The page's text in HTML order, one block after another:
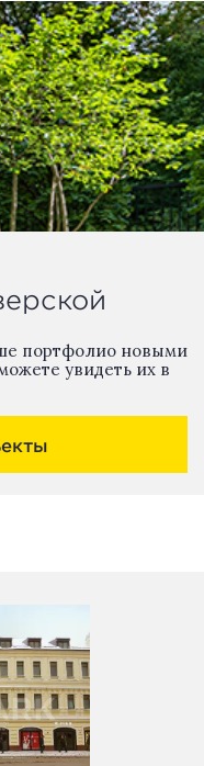
портфолио новыми
увидеть их в